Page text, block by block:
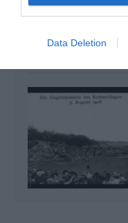
Data Deletion